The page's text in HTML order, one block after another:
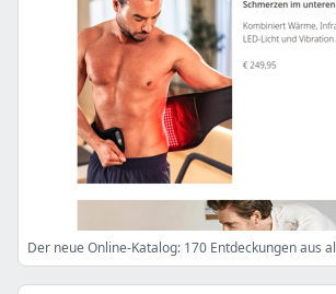
Der neue Online-Katalog: 170 Entdeckungen aus